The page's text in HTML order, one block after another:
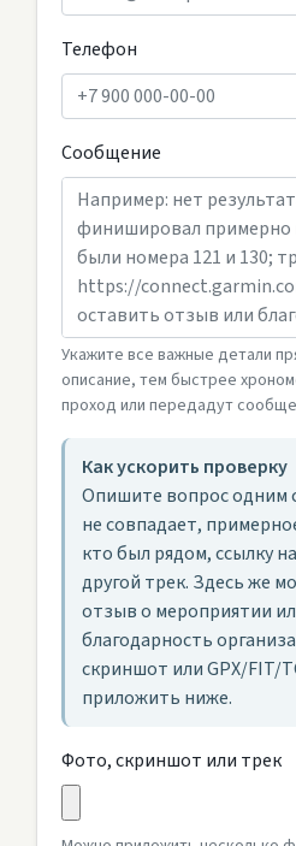
Телефон
Сообщение
Укажите все важные детали
описание, тем быстрее
проход или передадут
Как ускорить проверку
Опишите вопрос одним
не совпадает,
кто был рядом, ссылку
другой трек. Здесь же
отзыв о мероприятии
благодарность
скриншот или GPX/FIT/
приложить ниже.
Фото, скриншот или трек